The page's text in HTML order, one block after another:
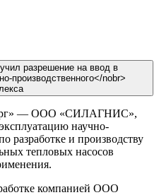
— ООО «СИЛАГНИС»,
научно-
разработке и производству
тепловых насосов
компанией ООО